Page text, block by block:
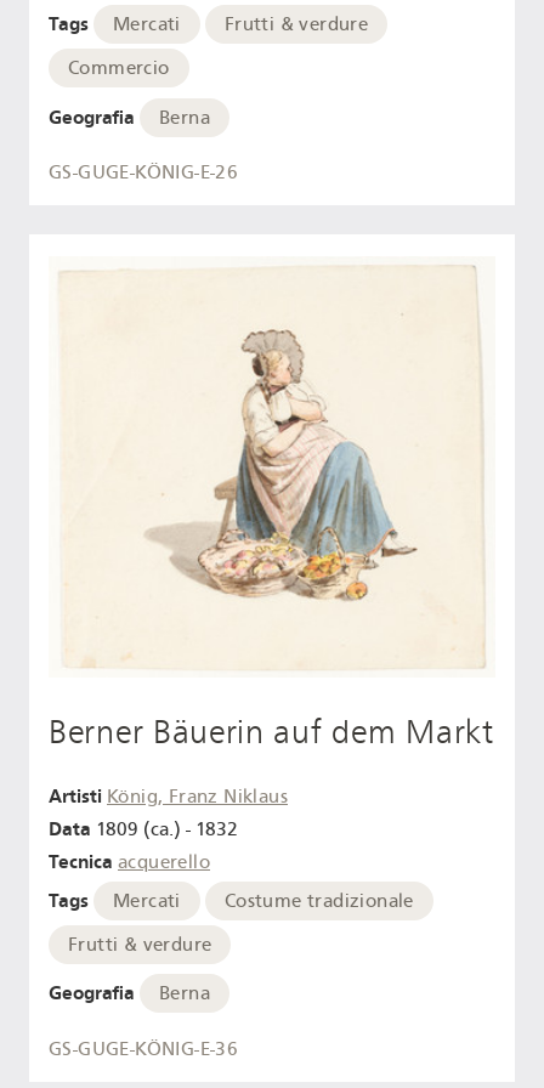
Tags Mercati
Frutti & verdure
Commercio
Geografia Berna
GS-GUGE-KÖNIG-E-26
Berner Bäuerin auf dem Markt
Artisti König, Franz Niklaus
Data 1809 (ca.) - 1832
Tecnica acquerello
Tags Mercati
Costume tradizionale
Frutti & verdure
Geografia Berna
GS-GUGE-KÖNIG-E-36